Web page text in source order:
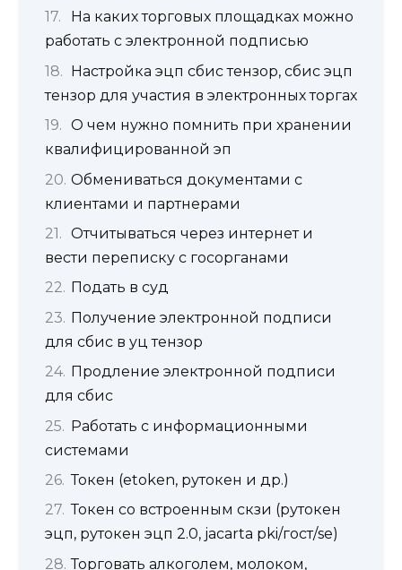
На каких торговых площадках можно
работать с электронной подписью
Настройка эцп сбис тензор, сбис эцп
тензор для участия в электронных торгах
О чем нужно помнить при хранении
квалифицированной эп
Обмениваться документами с
клиентами и партнерами
Отчитываться через интернет и
вести переписку с госорганами
Подать в суд
Получение электронной подписи
для сбис в уц тензор
Продление электронной подписи
для сбис
Работать с информационными
системами
Токен (etoken, рутокен и др.)
Токен со встроенным скзи (рутокен
эцп, рутокен эцп 2.0, jacarta pki/гост/se)
Торговать алкоголем, молоком,